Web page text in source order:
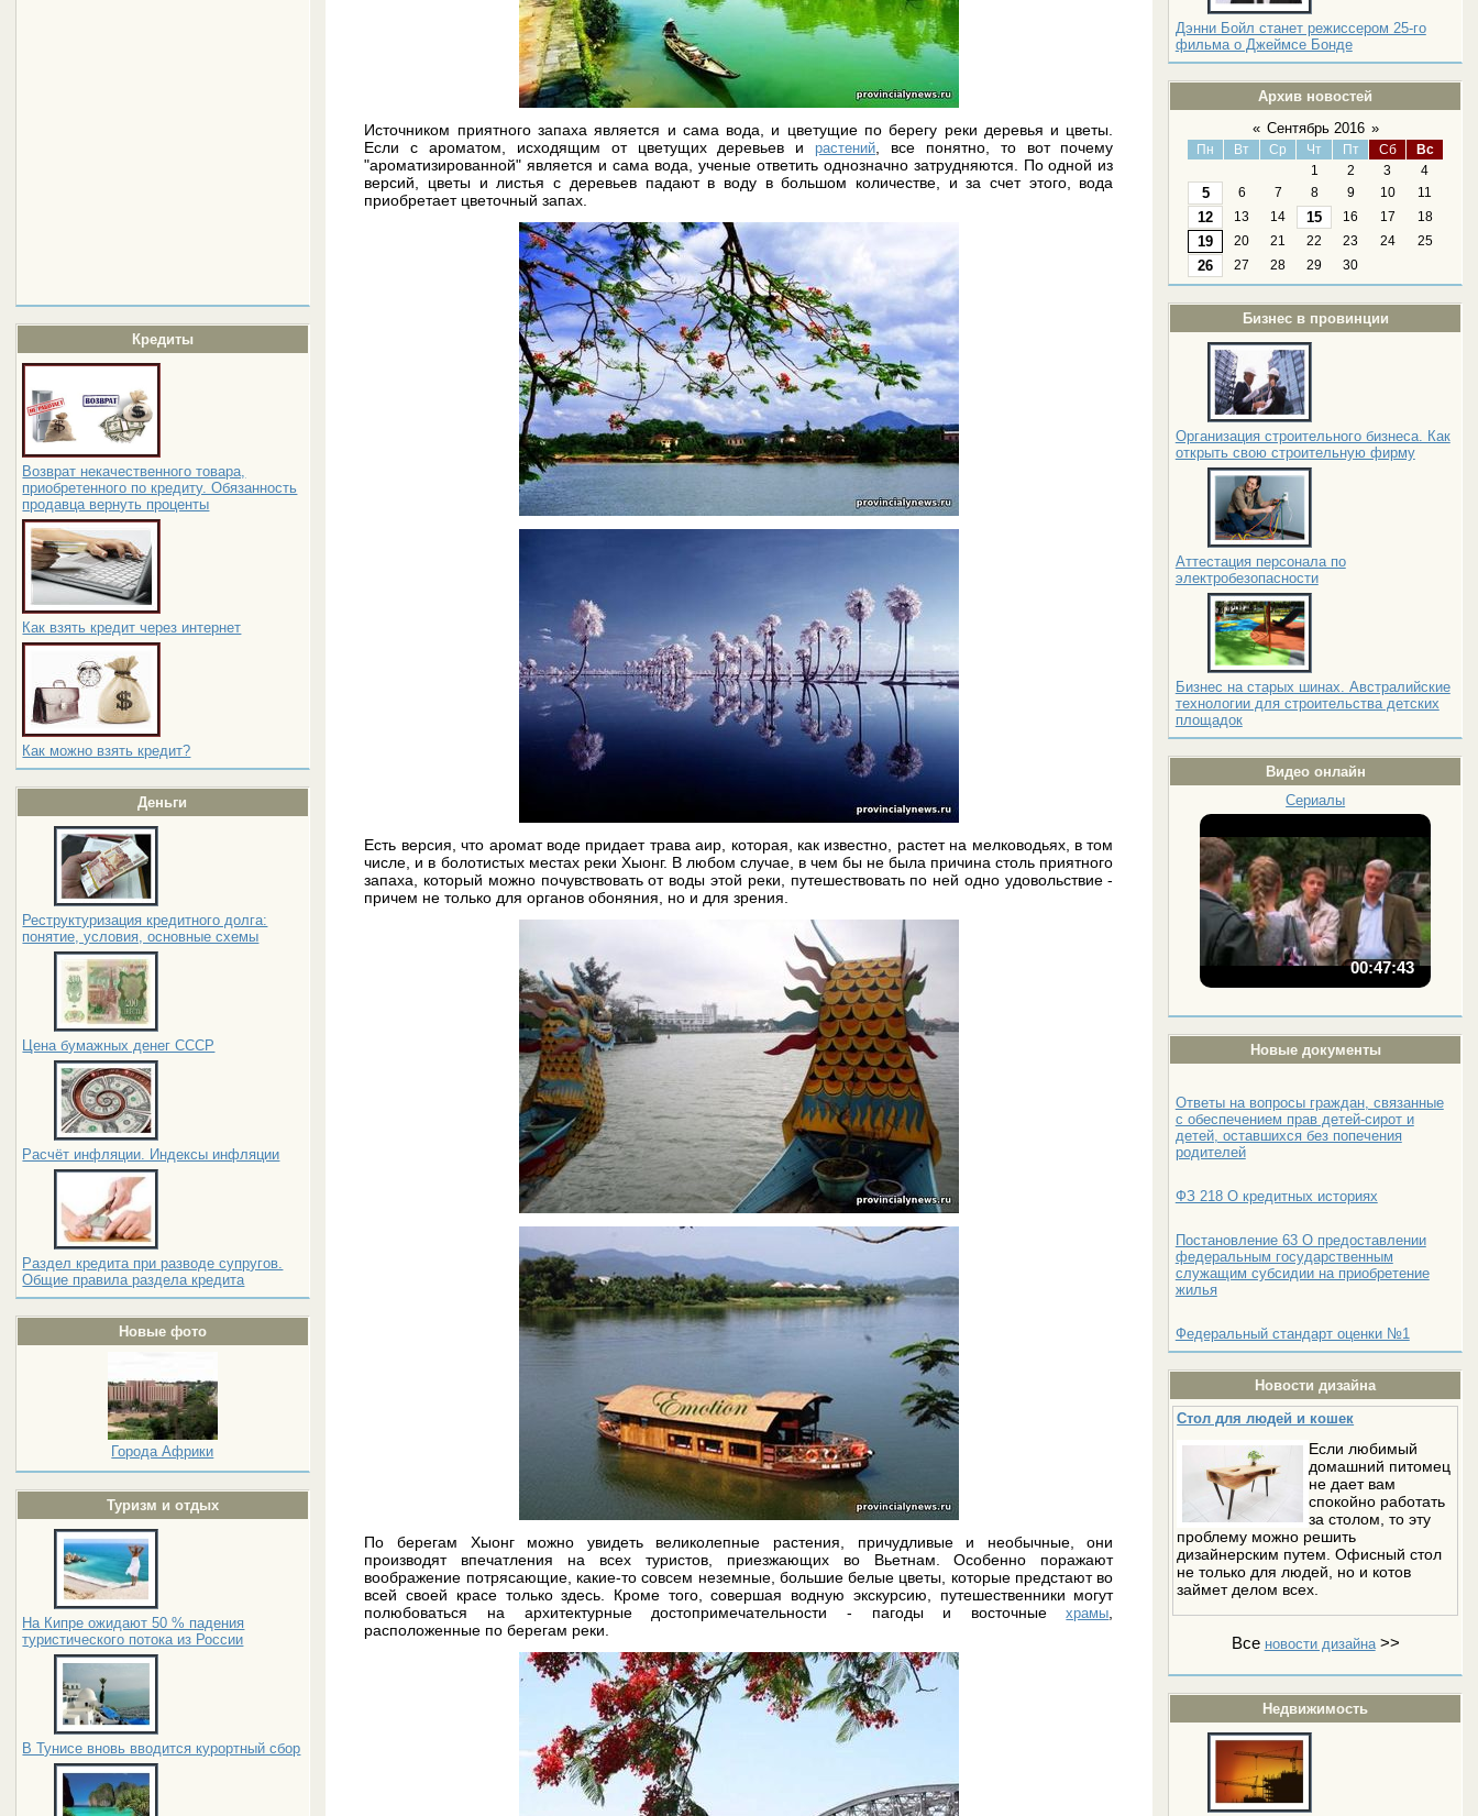
Кредиты
Возврат некачественного товара,
приобретенного по кредиту. Обязанность
продавца вернуть проценты
Как взять кредит через интернет
Как можно взять кредит?
Деньги
Реструктуризация кредитного долга:
понятие, условия, основные схемы
Цена бумажных денег СССР
Расчёт инфляции. Индексы инфляции
Раздел кредита при разводе супругов.
Общие правила раздела кредита
Новые фото
Города Африки
Туризм и отдых
На Кипре ожидают 50 % падения
туристического потока из России
В Тунисе вновь вводится курортный сбор
Дэнни Бойл станет режиссером 25-го
фильма о Джеймсе Бонде
Архив новостей
« Сентябрь 2016 »
Пн Вт Ср Чт Пт Сб
Вс
1
2 3 4
5 6 7 8 9 10 11
12 13 14 15 16 17 18
19 20 21 22 23 24 25
26 27 28 29 30
Бизнес в провинции
Организация строительного бизнеса. Как
открыть свою строительную фирму
Аттестация персонала по
электробезопасности
Бизнес на старых шинах. Австралийские
технологии для строительства детских
площадок
Видео онлайн
Сериалы
00:47:43
Новые документы
Ответы на вопросы граждан, связанные
с обеспечением прав детей-сирот и
детей, оставшихся без попечения
родителей
ФЗ 218 О кредитных историях
Постановление 63 О предоставлении
федеральным государственным
служащим субсидии на приобретение
жилья
Федеральный стандарт оценки №1
Новости дизайна
Стол для людей и кошек
Если любимый
домашний питомец
не дает вам
спокойно работать
за столом, то эту
проблему можно решить
дизайнерским путем. Офисный стол
не только для людей, но и котов
займет делом всех.
Все новости дизайна>>
Недвижимость
Источником приятного запаха является и сама вода, и цветущие по берегу реки деревья и цветы.
Если с ароматом, исходящим от цветущих деревьев ирастений , все понятно, то вот почему
"ароматизированной" является и сама вода, ученые ответить однозначно затрудняются. По одной из
версий, цветы и листья с деревьев падают в воду в большом количестве, и за счет этого, вода
приобретает цветочный запах.
Есть версия, что аромат воде придает трава аир, которая, как известно, растет на мелководьях, в том
числе, и в болотистых местах реки Хыонг. В любом случае, в чем бы не была причина столь приятного
запаха, который можно почувствовать от воды этой реки, путешествовать по ней одно удовольствие -
причем не только для органов обоняния, но и для зрения.
По берегам Хыонг можно увидеть великолепные растения, причудливые и необычные, они
производят впечатления на всех туристов, приезжающих во Вьетнам. Особенно поражают
воображение потрясающие, какие-то совсем неземные, большие белые цветы, которые предстают во
всей своей красе только здесь. Кроме того, совершая водную экскурсию, путешественники могут
полюбоваться на архитектурные достопримечательности - пагоды и восточныехрамы
расположенные по берегам реки.